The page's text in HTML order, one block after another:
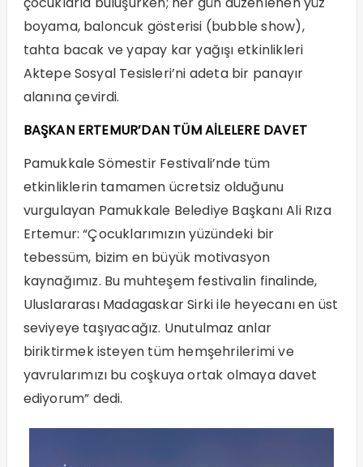
boyama, baloncuk gösterisi (bubble show),
tahta bacak ve yapay kar yağışı etkinlikleri
Aktepe Sosyal Tesisleri’ni adeta bir panayır
alanına çevirdi.
BAŞKAN ERTEMUR’DAN TÜM AİLELERE DAVET
Pamukkale Sömestir Festivali’nde tüm
etkinliklerin tamamen ücretsiz olduğunu
vurgulayan Pamukkale Belediye Başkanı Ali Rıza
Ertemur: “Çocuklarımızın yüzündeki bir
tebessüm, bizim en büyük motivasyon
kaynağımız. Bu muhteşem festivalin finalinde,
Uluslararası Madagaskar Sirki ile heyecanı en üst
seviyeye taşıyacağız. Unutulmaz anlar
biriktirmek isteyen tüm hemşehrilerimi ve
yavrularımızı bu coşkuya ortak olmaya davet
ediyorum” dedi.